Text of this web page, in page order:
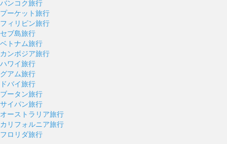
バンコク旅行
プーケット旅行
フィリピン旅行
セブ島旅行
ベトナム旅行
カンボジア旅行
ハワイ旅行
グアム旅行
ドバイ旅行
ブータン旅行
サイパン旅行
オーストラリア旅行
カリフォルニア旅行
フロリダ旅行